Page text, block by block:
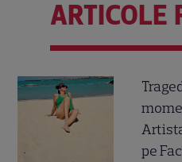
ARTICOLE
pe